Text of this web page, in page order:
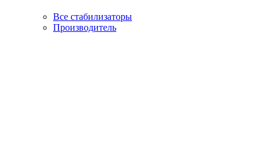
Все стабилизаторы
Производитель